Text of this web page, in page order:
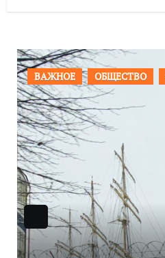
ПРОИСШЕСТВИЯ ФОТО